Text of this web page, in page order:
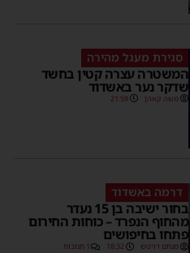
סגירת מעגל מהירה
המשטרה עצרה קטין בחשד
שדקר נער באשדוד
משה קאהן 21:59
דרמה באשדוד
בחור ישיבה בן 15 נעדר
מהחוף הנפרד – כוחות החירום
פתחו בחיפושים
מנחם דויטש 18:32 1 תגובות